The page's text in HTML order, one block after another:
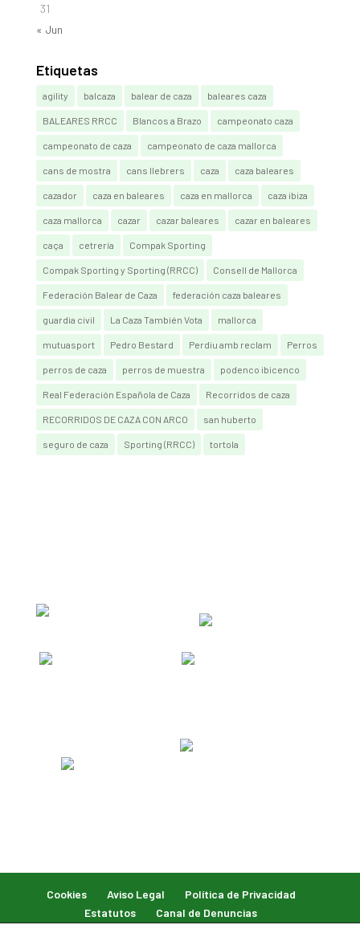
31
« Jun
Etiquetas
agility balcaza balear de caza baleares caza
BALEARES RRCC Blancos a Brazo campeonato caza
campeonato de caza campeonato de caza mallorca
cans de mostra cans llebrers caza caza baleares
cazador caza en baleares caza en mallorca caza ibiza
caza mallorca cazar cazar baleares cazar en baleares
caça cetrería Compak Sporting
Compak Sporting y Sporting (RRCC) Consell de Mallorca
Federación Balear de Caza federación caza baleares
guardia civil La Caza También Vota mallorca
mutuasport Pedro Bestard Perdiu amb reclam Perros
perros de caza perros de muestra podenco ibicenco
Real Federación Española de Caza Recorridos de caza
RECORRIDOS DE CAZA CON ARCO san huberto
seguro de caza Sporting (RRCC) tortola
Cookies Aviso Legal
Política de Privacidad
Estatutos
Canal de Denuncias